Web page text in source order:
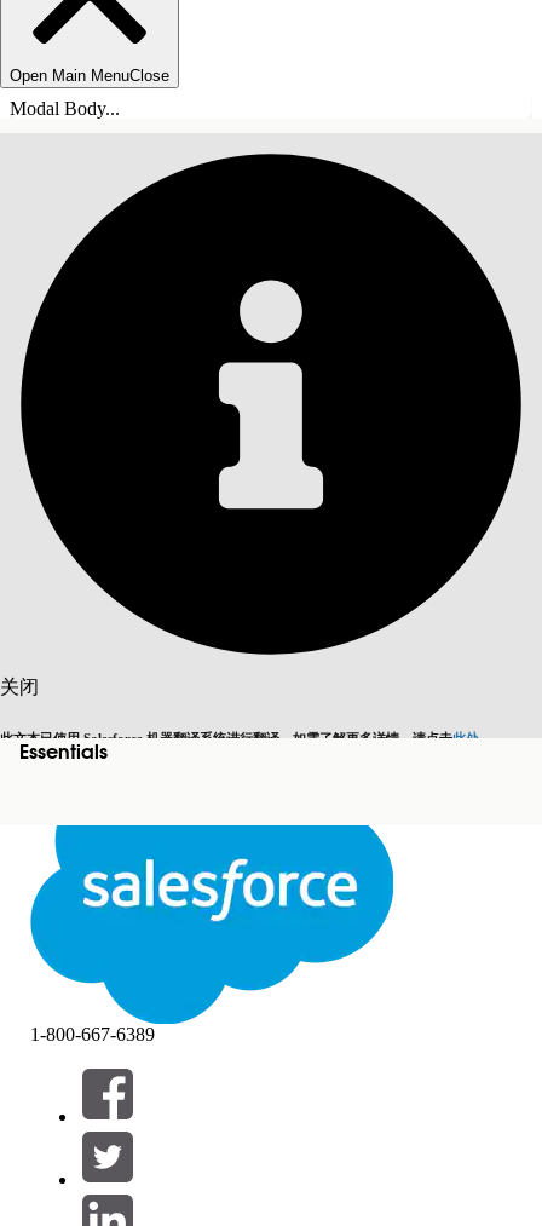
Open Main MenuClose
Modal Body...
关闭
此文本已使用 Salesforce 机器翻译系统进行翻译。如需了解更多详情，请点击此处
切换为英语
关闭关闭
Essentials
目录
筛选器 (0)
选择筛选器
产品区域
1-800-667-6389